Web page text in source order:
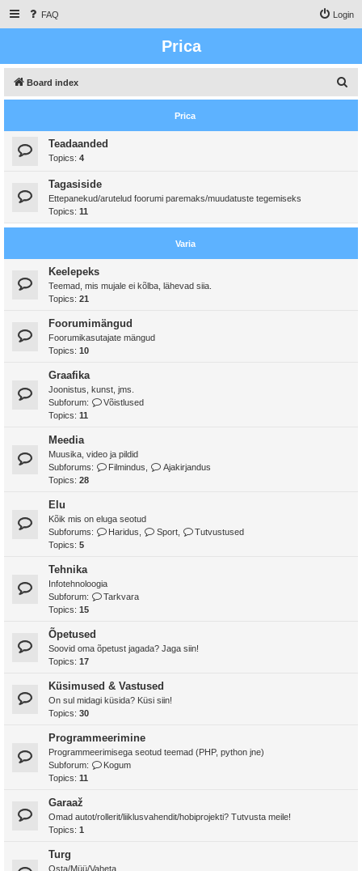
FAQ Login
Prica
Board index
e
Prica
Teadaanded
Topics: 4
Tagasiside
Ettepanekud/arutelud foorumi paremaks/muudatuste tegemiseks
Topics: 11
Varia
Keelepeks
Teemad, mis mujale ei kõlba, lähevad siia.
Topics: 21
Foorumimängud
Foorumikasutajate mängud
Topics: 10
Graafika
Joonistus, kunst, jms.
Subforum:
Võistlused
Topics: 11
Meedia
Muusika, video ja pildid
Subforums:
Filmindus
Ajakirjandus
Topics: 28
Elu
Kõik mis on eluga seotud
Subforums:
Haridus Sport,
Tutvustused
Topics: 5
Tehnika
Infotehnoloogia
Subforum:
Tarkvara
Topics: 15
Õpetused
Soovid oma õpetust jagada? Jaga siin!
Topics: 17
Küsimused & Vastused
On sul midagi küsida? Küsi siin!
Topics: 30
Programmeerimine
Programmeerimisega seotud teemad (PHP, python jne)
Subforum:
Kogum
Topics: 11
Garaaž
Omad autot/rollerit/liiklusvahendit/hobiprojekti? Tutvusta meile!
Topics: 1
Turg
Osta/Müü/Vaheta